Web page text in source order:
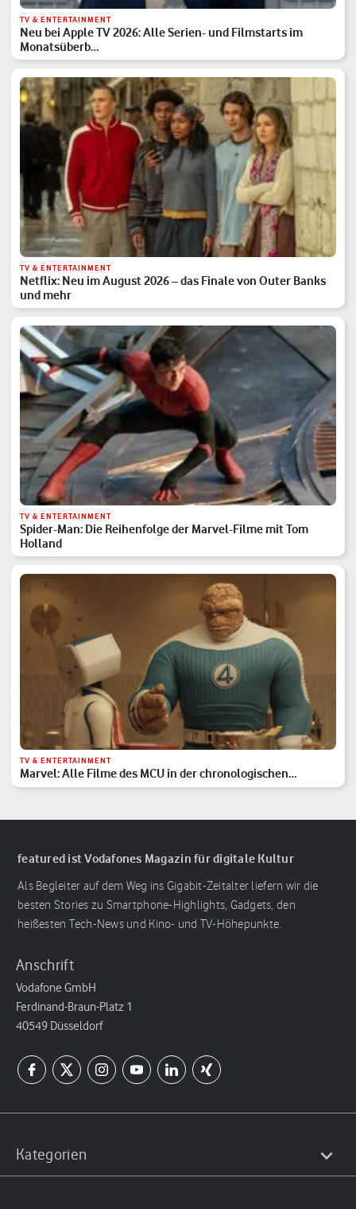
TV & ENTERTAINMENT
Neu bei Apple TV 2026: Alle Serien- und Filmstarts im
Monatsüberb…
TV & ENTERTAINMENT
Netflix: Neu im August 2026 – das Finale von Outer Banks
und mehr
TV & ENTERTAINMENT
Spider-Man: Die Reihenfolge der Marvel-Filme mit Tom
Holland
TV & ENTERTAINMENT
Marvel: Alle Filme des MCU in der chronologischen
Reihenfolge
featured ist Vodafones Magazin für digitale Kultur
Als Begleiter auf dem Weg ins Gigabit-Zeitalter liefern wir die
besten Stories zu Smartphone-Highlights, Gadgets, den
heißesten Tech-News und Kino- und TV-Höhepunkte.
Anschrift
Vodafone GmbH
Ferdinand-Braun-Platz 1
40549 Düsseldorf
Kategorien